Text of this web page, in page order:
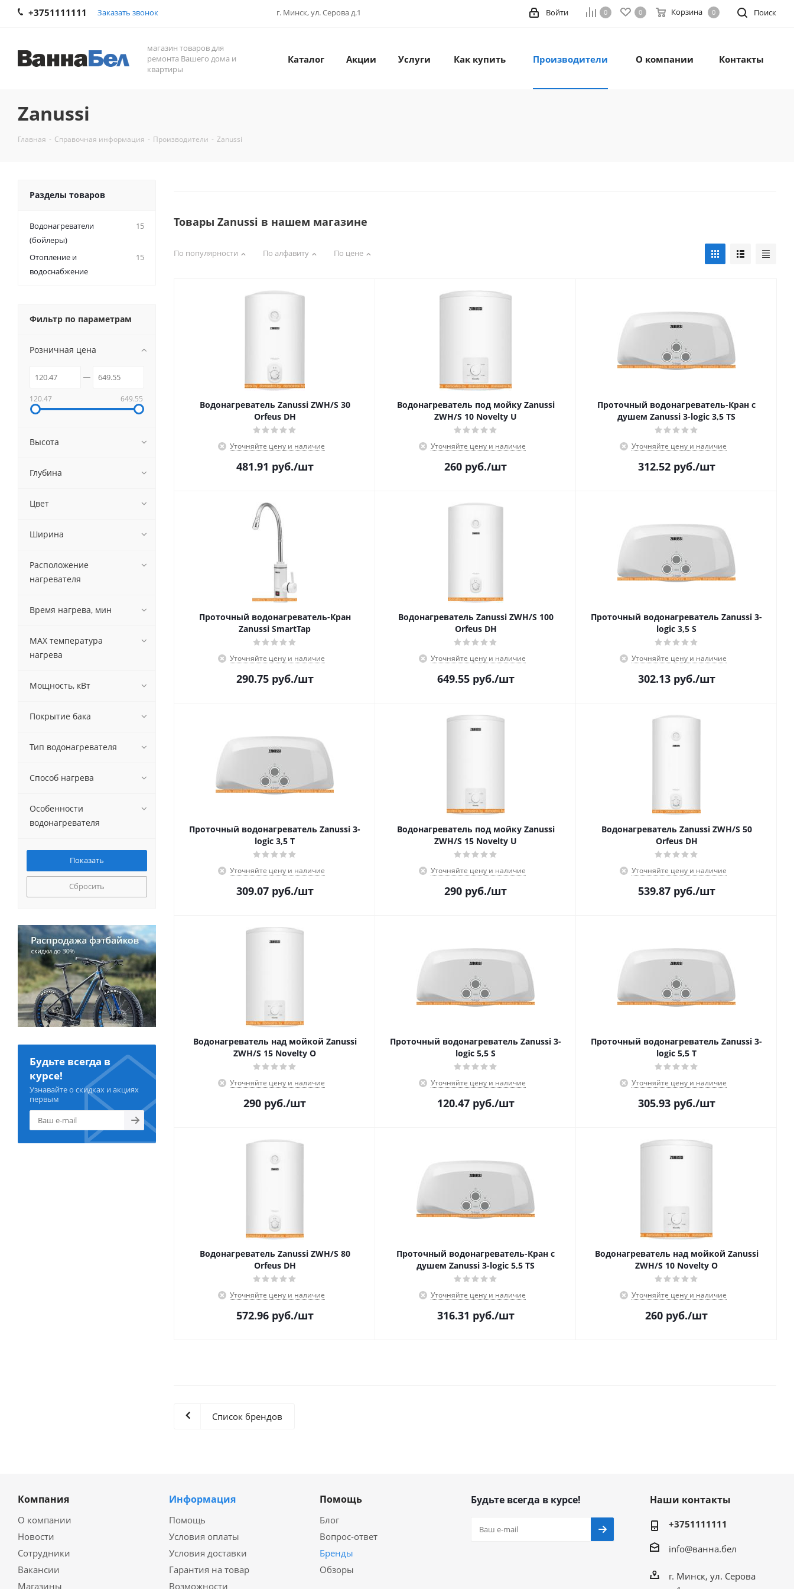
+3751111111 Заказать звонок г. Минск, ул. Серова д.1 Поиск
0 0 Корзина 0
Войти
магазин товаров для
ремонта Вашего дома и
квартиры
Каталог Акции Услуги Как купить Производители О компании Контакты
Zanussi
Главная - Справочная информация - Производители - Zanussi
Товары Zanussi в нашем магазине
По популярности По алфавиту По цене
Водонагреватель Zanussi ZWH/S 30
Orfeus DH
Уточняйте цену и наличие
481.91 руб./шт
Водонагреватель под мойку Zanussi
ZWH/S 10 Novelty U
Уточняйте цену и наличие
260 руб./шт
Проточный водонагреватель-Кран с
душем Zanussi 3-logic 3,5 TS
Уточняйте цену и наличие
312.52руб./шт
Проточный водонагреватель-Кран
Zanussi SmartTap
Уточняйте цену и наличие
290.75руб./шт
Водонагреватель Zanussi ZWH/S 100
Orfeus DH
Уточняйте цену и наличие
649.55руб./шт
Проточный водонагреватель Zanussi 3-
logic 3,5 S
Уточняйте цену и наличие
302.13руб./шт
Проточный водонагреватель Zanussi 3-
logic 3,5 T
Уточняйте цену и наличие
309.07руб./шт
Водонагреватель под мойку Zanussi
ZWH/S 15 Novelty U
Уточняйте цену и наличие
290 руб./шт
Водонагреватель Zanussi ZWH/S 50
Orfeus DH
Уточняйте цену и наличие
539.87руб./шт
Водонагреватель над мойкой Zanussi
ZWH/S 15 Novelty O
Уточняйте цену и наличие
290 руб./шт
Проточный водонагреватель Zanussi 3-
logic 5,5 S
Уточняйте цену и наличие
120.47руб./шт
Проточный водонагреватель Zanussi 3-
logic 5,5 T
Уточняйте цену и наличие
305.93руб./шт
Водонагреватель Zanussi ZWH/S 80
Orfeus DH
Уточняйте цену и наличие
572.96руб./шт
Проточный водонагреватель-Кран с
душем Zanussi 3-logic 5,5 TS
Уточняйте цену и наличие
316.31 руб./шт
Водонагреватель над мойкой Zanussi
ZWH/S 10 Novelty O
Уточняйте цену и наличие
260 руб./шт
Список брендов
Разделы товаров
Водонагреватели
(бойлеры)
15
Отопление и
водоснабжение
15
Фильтр по параметрам
Розничная цена
120.47 649.55
Высота
Глубина
Цвет
Ширина
Расположение
нагревателя
Время нагрева, мин
MAX температура
нагрева
Мощность, кВт
Покрытие бака
Тип водонагревателя
Способ нагрева
Особенности
водонагревателя
Сбросить
Будьте всегда в
курсе!
Узнавайте о скидках и акциях
первым
Компания
О компании
Новости
Сотрудники
Вакансии
Магазины
Информация
Помощь
Условия оплаты
Условия доставки
Гарантия на товар
Возможности
Помощь
Блог
Вопрос-ответ
Бренды
Обзоры
Будьте всегда в курсе! Наши контакты
+3751111111
info@ванна.бел
г. Минск, ул. Серова